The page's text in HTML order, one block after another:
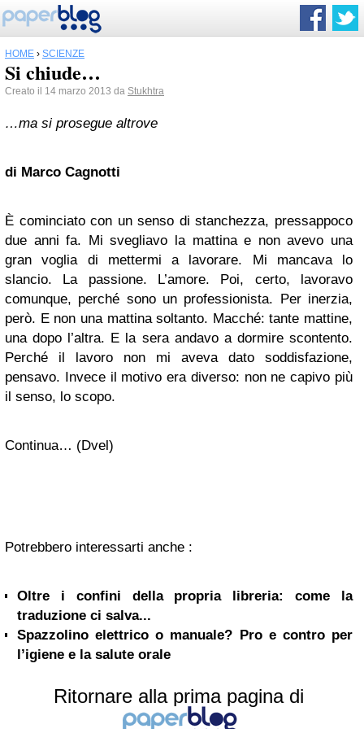
HOME › SCIENZE
Si chiude…
Creato il 14 marzo 2013 da Stukhtra
…ma si prosegue altrove
di Marco Cagnotti
È cominciato con un senso di stanchezza, pressappoco
due anni fa. Mi svegliavo la mattina e non avevo una
gran voglia di mettermi a lavorare. Mi mancava lo
slancio. La passione. L’amore. Poi, certo, lavoravo
comunque, perché sono un professionista. Per inerzia,
però. E non una mattina soltanto. Macché: tante mattine,
una dopo l’altra. E la sera andavo a dormire scontento.
Perché il lavoro non mi aveva dato soddisfazione,
pensavo. Invece il motivo era diverso: non ne capivo più
il senso, lo scopo.
Continua… (Dvel)
Potrebbero interessarti anche :
Oltre i confini della propria libreria: come la
traduzione ci salva...
Spazzolino elettrico o manuale? Pro e contro per
l’igiene e la salute orale
Ritornare alla prima pagina di